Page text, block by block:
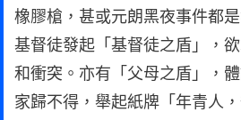
橡膠槍，甚或元朗黑夜事件都
基督徒發起「基督徒之盾」，
和衝突。亦有「父母之盾」，
家歸不得，舉起紙牌「年青人